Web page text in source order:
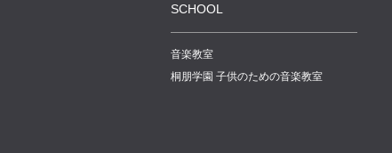
SCHOOL
音楽教室
桐朋学園 子供のための音楽教室